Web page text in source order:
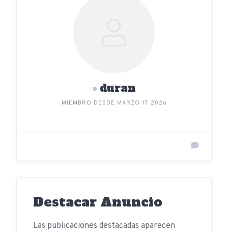
duran
MIEMBRO DESDE MARZO 17, 2026
Destacar Anuncio
Las publicaciones destacadas aparecen